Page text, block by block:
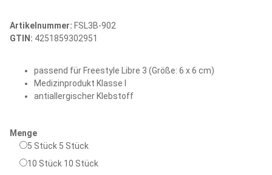
Artikelnummer: FSL3B-902
GTIN: 4251859302951
passend für Freestyle Libre 3 (Größe: 6 x 6 cm)
Medizinprodukt Klasse I
antiallergischer Klebstoff
Menge
5 Stück 5 Stück
10 Stück 10 Stück